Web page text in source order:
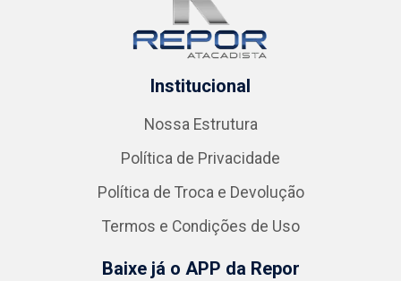
Institucional
Nossa Estrutura
Política de Privacidade
Política de Troca e Devolução
Termos e Condições de Uso
Baixe já o APP da Repor